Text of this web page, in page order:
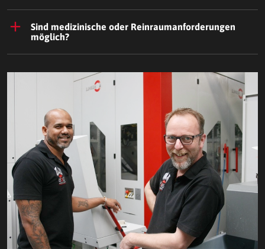
Sind medizinische oder Reinraumanforderungen
möglich?